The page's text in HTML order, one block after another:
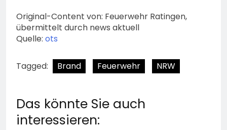
Original-Content von: Feuerwehr Ratingen,
übermittelt durch news aktuell
Quelle: ots
Tagged: Brand Feuerwehr NRW
Das könnte Sie auch
interessieren: